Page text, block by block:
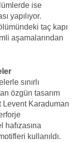
ise
yapılıyor.
taç kapı
aşamalarından
sınırlı
özgün tasarım
Levent Karaduman
hafızasına
kullanıldı.